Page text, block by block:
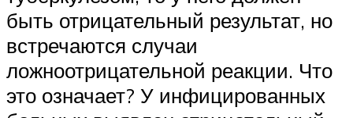
быть отрицательный результат, но
встречаются случаи
ложноотрицательной реакции. Что
это означает? У инфицированных